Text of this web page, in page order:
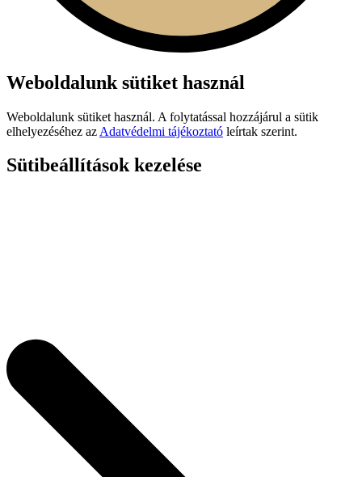
Weboldalunk sütiket használ
Weboldalunk sütiket használ. A folytatással hozzájárul a sütik
elhelyezéséhez az Adatvédelmi tájékoztató leírtak szerint.
Sütibeállítások kezelése